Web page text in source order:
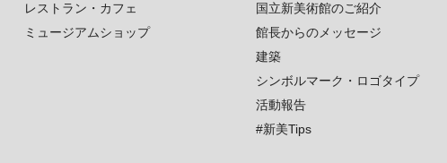
レストラン・カフェ
ミュージアムショップ
国立新美術館のご紹介
館長からのメッセージ
建築
シンボルマーク・ロゴタイプ
活動報告
#新美Tips